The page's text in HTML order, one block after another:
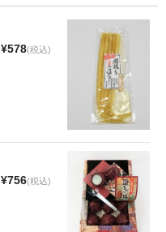
¥578(税込)
¥756(税込)